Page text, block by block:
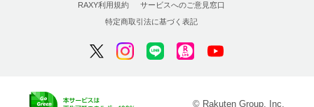
RAXY利用規約
サービスへのご意見窓口
特定商取引法に基づく表記
© Rakuten Group, Inc.